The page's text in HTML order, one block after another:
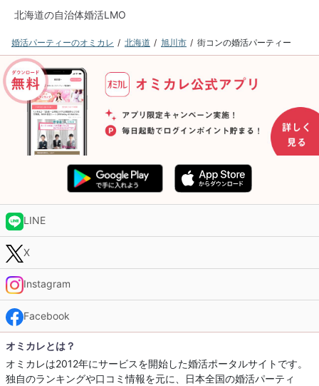
北海道の自治体婚活LMO
婚活パーティーのオミカレ 北海道 旭川市 街コンの婚活パーティー
LINE
X
Instagram
Facebook
オミカレとは？
オミカレは2012年にサービスを開始した婚活ポータルサイトです。
独自のランキングや口コミ情報を元に、日本全国の婚活パーティ